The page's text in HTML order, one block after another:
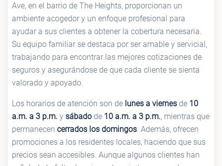
Ave, en el barrio de The Heights, proporcionan un
ambiente acogedor y un enfoque profesional para
ayudar a sus clientes a obtener la cobertura necesaria.
Su equipo familiar se destaca por ser amable y servicial,
trabajando para encontrar las mejores cotizaciones de
seguros y asegurándose de que cada cliente se sienta
valorado y apoyado.
Los horarios de atención son de lunes a viernes de 10
a.m. a 3 p.m. y sábado de 10 a.m. a 3 p.m., mientras que
permanecen cerrados los domingos . Además, ofrecen
promociones a los residentes locales, haciendo que sus
precios sean accesibles. Aunque algunos clientes han